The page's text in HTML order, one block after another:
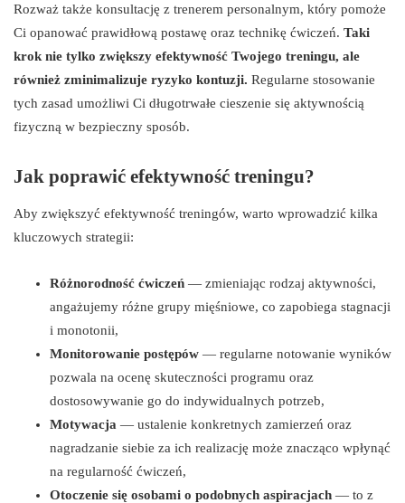
Rozważ także konsultację z trenerem personalnym, który pomoże
Ci opanować prawidłową postawę oraz technikę ćwiczeń. Taki
krok nie tylko zwiększy efektywność Twojego treningu, ale
również zminimalizuje ryzyko kontuzji. Regularne stosowanie
tych zasad umożliwi Ci długotrwałe cieszenie się aktywnością
fizyczną w bezpieczny sposób.
Jak poprawić efektywność treningu?
Aby zwiększyć efektywność treningów, warto wprowadzić kilka
kluczowych strategii:
Różnorodność ćwiczeń — zmieniając rodzaj aktywności,
angażujemy różne grupy mięśniowe, co zapobiega stagnacji
i monotonii,
Monitorowanie postępów — regularne notowanie wyników
pozwala na ocenę skuteczności programu oraz
dostosowywanie go do indywidualnych potrzeb,
Motywacja — ustalenie konkretnych zamierzeń oraz
nagradzanie siebie za ich realizację może znacząco wpłynąć
na regularność ćwiczeń,
Otoczenie się osobami o podobnych aspiracjach — to z